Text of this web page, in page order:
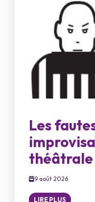
Les
théâtrale
9 août 2026
LIRE PLUS